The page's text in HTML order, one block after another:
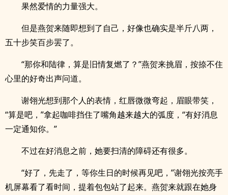
果然爱情的力量强大。
但是燕贺来随即想到了自己，好像也确实是半斤八两，
五十步笑百步罢了。
“那你和陆律，算是旧情复燃了？”燕贺来挑眉，按捺不住
心里的好奇出声问道。
谢翎光想到那个人的表情，红唇微微弯起，眉眼带笑，
“算是吧，”拿起咖啡挡住了嘴角越来越大的弧度，“有好消息
一定通知你。”
不过在好消息之前，她要扫清的障碍还有很多。
“好了，先走了，等你生日的时候再见吧，”谢翎光按亮手
机屏幕看了看时间，提着包包站了起来。燕贺来就跟在她身